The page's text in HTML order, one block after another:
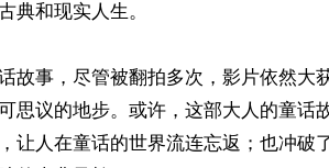
典和现实人生。
故事，尽管被翻拍多次，影片依然大
思议的地步。或许，这部大人的童话
让人在童话的世界流连忘返；也冲破